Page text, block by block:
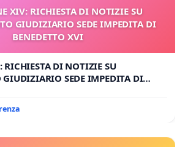
XIV: RICHIESTA DI NOTIZIE SU
GIUDIZIARIO SEDE IMPEDITA DI
BENEDETTO XVI
RICHIESTA DI NOTIZIE SU
GIUDIZIARIO SEDE IMPEDITA DI